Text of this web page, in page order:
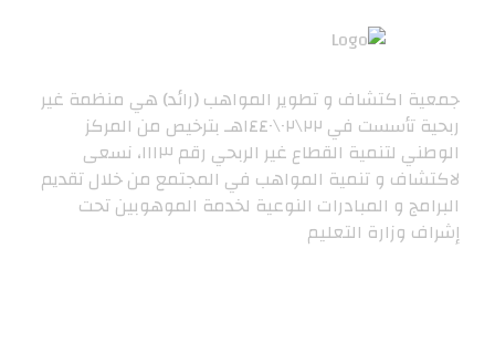
جمعية اكتشاف و تطوير المواهب (رائد) هي منظمة غير
ربحية تأسست في ٢٢\٠٢\١٤٤٠هـ بترخيص من المركز
الوطني لتنمية القطاع غير الربحي رقم ١١١٣، نسعى
لاكتشاف و تنمية المواهب في المجتمع من خلال تقديم
البرامج و المبادرات النوعية لخدمة الموهوبين تحت
إشراف وزارة التعليم